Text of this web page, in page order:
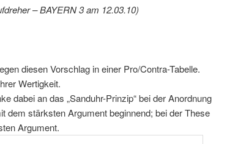
– BAYERN 3 am 12.03.10)
diesen Vorschlag in einer Pro/Contra-Tabelle.
Wertigkeit.
dabei an das „Sanduhr-Prinzip“ bei der Anordnung
dem stärksten Argument beginnend; bei der These
Argument.